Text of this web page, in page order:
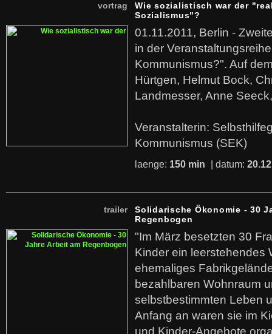
vortrag
Wie sozialistisch war der
Sozialismus"?
01.11.2011, Berlin -
in der
Kommunismus?". Auf
Hürtgen, Helmut Bock,
Landmesser, Anne
Veranstalterin:
Kommunismus (SEK)
laenge: 150 min | datum:
trailer
Solidarische Ökonomie - 30
Regenbogen
"Im März besetzten 30
Kinder ein leerstehendes
ehemaliges
bezahlbaren Wohnraum
selbstbestimmten Leben
Anfang an waren sie im
und Kinder-Angebote